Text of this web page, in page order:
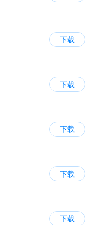
下载
下载
下载
下载
下载